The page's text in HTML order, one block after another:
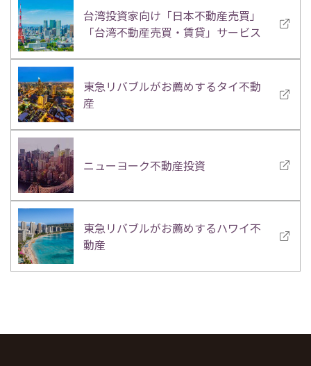
台湾投資家向け「日本不動産売買」
「台湾不動産売買・賃貸」サービス
東急リバブルがお薦めするタイ不動
産
ニューヨーク不動産投資
東急リバブルがお薦めするハワイ不
動産